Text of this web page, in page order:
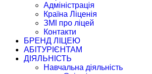
Адміністрація
Країна Ліценія
ЗМІ про ліцей
Контакти
БРЕНД ЛІЦЕЮ
АБІТУРІЄНТАМ
ДІЯЛЬНІСТЬ
Навчальна діяльність